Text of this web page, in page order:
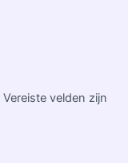
Vereiste velden zijn